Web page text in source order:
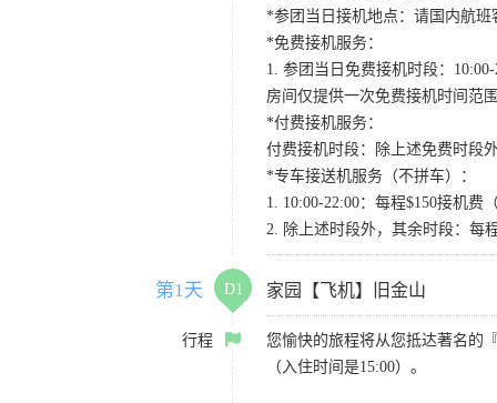
*参团当日接机地点：请国内航班
*免费接机服务：
1. 参团当日免费接机时段：
房间仅提供一次免费接机时间范
*付费接机服务：
付费接机时段：除上述免费时段
*专车接送机服务（不拼车）：
1. 10:00-22:00：每程$150接机
2. 除上述时段外，其余时段：每
第1天 D1 家园【飞机】旧金山
行程
您愉快的旅程将从您抵达著名的
（入住时间是15:00）。